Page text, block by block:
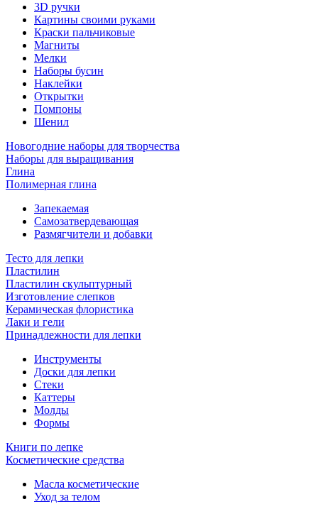
3D ручки
Картины своими руками
Краски пальчиковые
Магниты
Мелки
Наборы бусин
Наклейки
Открытки
Помпоны
Шенил
Новогодние наборы для творчества
Наборы для выращивания
Глина
Полимерная глина
Запекаемая
Самозатвердевающая
Размягчители и добавки
Тесто для лепки
Пластилин
Пластилин скульптурный
Изготовление слепков
Керамическая флористика
Лаки и гели
Принадлежности для лепки
Инструменты
Доски для лепки
Стеки
Каттеры
Молды
Формы
Книги по лепке
Косметические средства
Масла косметические
Уход за телом